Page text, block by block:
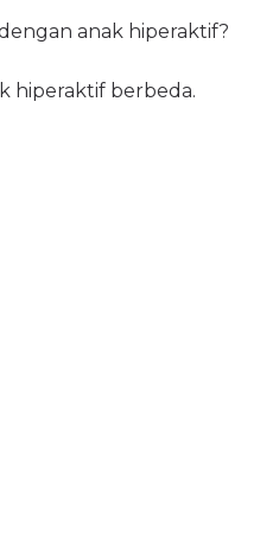
anak hiperaktif?
hiperaktif berbeda.